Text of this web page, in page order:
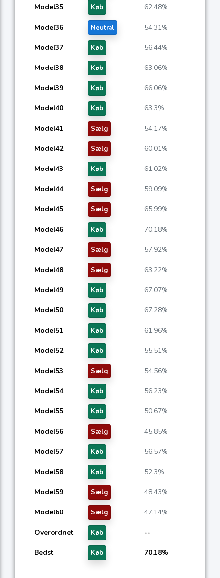
Model35 Køb 62.48%
Model36 Neutral 54.31%
Model37 Køb 56.44%
Model38 Køb 63.06%
Model39 Køb 66.06%
Model40 Køb 63.3%
Model41 Sælg 54.17%
Model42 Sælg 60.01%
Model43 Køb 61.02%
Model44 Sælg 59.09%
Model45 Sælg 65.99%
Model46 Køb 70.18%
Model47 Sælg 57.92%
Model48 Sælg 63.22%
Model49 Køb 67.07%
Model50 Køb 67.28%
Model51 Køb 61.96%
Model52 Køb 55.51%
Model53 Sælg 54.56%
Model54 Køb 56.23%
Model55 Køb 50.67%
Model56 Sælg 45.85%
Model57 Køb 56.57%
Model58 Køb 52.3%
Model59 Sælg 48.43%
Model60 Sælg 47.14%
Overordnet Køb --
Bedst Køb 70.18%